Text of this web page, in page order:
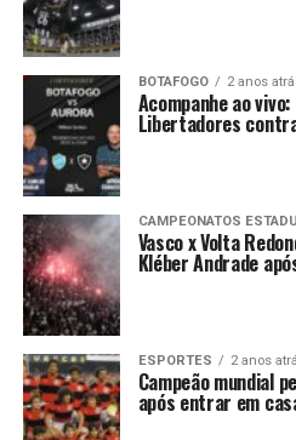
BOTAFOGO 2 anos
Acompanhe ao
Libertadores
CAMPEONATOS
Vasco x Volta
Kléber Andrade
ESPORTES 2 anos
Campeão mundial
após entrar em